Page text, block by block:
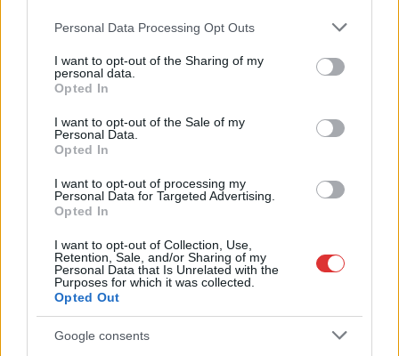
Please note that this website/app uses one or more Google
not limited to your visit or usage behaviour. You may click to
grant or deny consent to Google and its third-party tags to
use your data for below specified purposes in below Google
consent section.
Personal Data Processing Opt Outs
I want to opt-out of the Sharing of my
personal data.
Opted In
I want to opt-out of the Sale of my
Personal Data.
Opted In
I want to opt-out of processing my
Personal Data for Targeted Advertising.
Opted In
I want to opt-out of Collection, Use,
Retention, Sale, and/or Sharing of my
Personal Data that Is Unrelated with the
Purposes for which it was collected.
Opted Out
Google consents